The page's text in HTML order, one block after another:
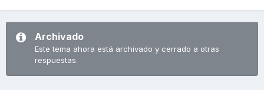
Archivado
Este tema ahora está archivado y cerrado a otras
respuestas.